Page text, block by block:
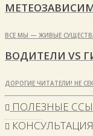
ВСЕ МЫ — ЖИВЫЕ
ВОДИТЕЛИ VS
ДОРОГИЕ ЧИТАТЕЛИ! НЕ
ПОЛЕЗНЫЕ